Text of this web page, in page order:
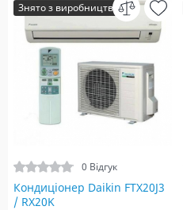
Знято з виробництва
0 Відгук
Кондиціонер Daikin FTX20J3
/ RX20K